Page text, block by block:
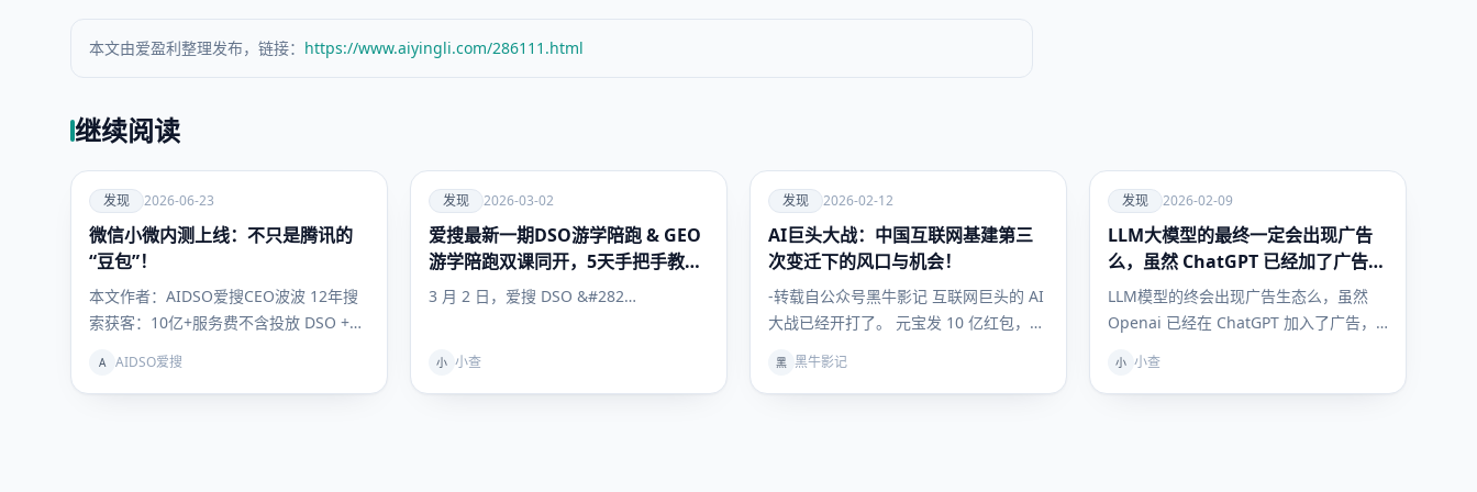
本文由爱盈利整理发布，链接： https://www.aiyingli.com/286111.html
继续阅读
爱
发现
发现 2026-06-23
微信小微内测上线：不只是腾讯的
“豆包”！
本文作者：AIDSO爱搜CEO波波 12年搜
索获客：10亿+服务费不含投放 DSO +
A AIDSO爱搜
爱
发现
发现 2026-03-02
爱搜最新一期DSO游学陪跑 & GEO
游学陪跑双课同开，5天手把手教会
你抢占搜索流量
3 月 2 日，爱搜 DSO &#282…
小 小查
爱
发现
发现 2026-02-12
AI巨头大战：中国互联网基建第三
次变迁下的风口与机会！
-转载自公众号黑牛影记 互联网巨头的 AI
大战已经开打了。 元宝发 10 亿红包，千
黑 黑牛影记
爱
发现
发现 2026-02-09
LLM大模型的最终一定会出现广告
么，虽然 ChatGPT 已经加了广告，
但这是必然终局么？
LLM模型的终会出现广告生态么，虽然
Openai 已经在 ChatGPT 加入了广告，
小 小查